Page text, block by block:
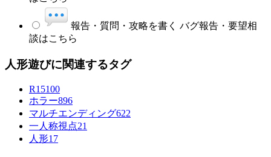
報告・質問・攻略を書く バグ報告・要望相
談はこちら
人形遊びに関連するタグ
R15100
ホラー896
マルチエンディング622
一人称視点21
人形17